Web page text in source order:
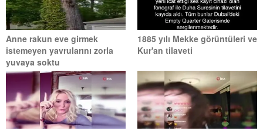
Anne rakun eve girmek
istemeyen yavrularını zorla
yuvaya soktu
1885 yılı Mekke görüntüleri ve
Kur'an tilaveti